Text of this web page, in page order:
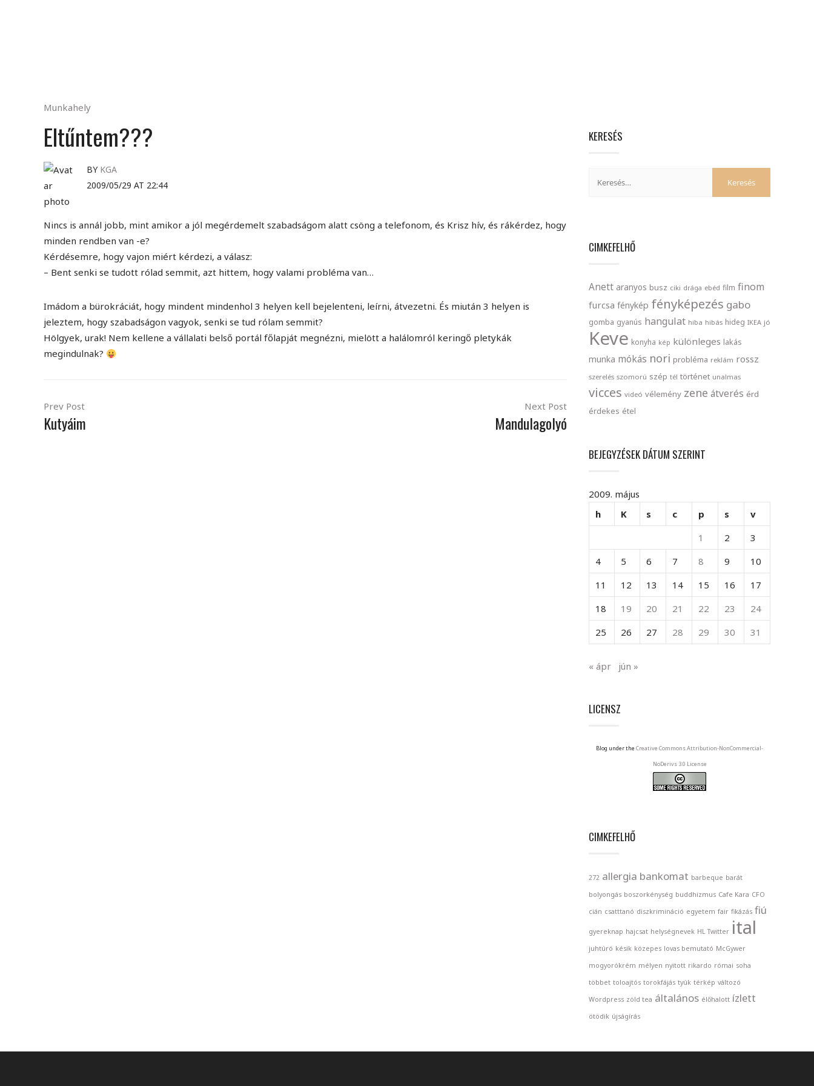
Munkahely
Eltűntem???
BY KGA
2009/05/29 AT 22:44
Nincs is annál jobb, mint amikor a jól megérdemelt szabadságom alatt csöng a telefonom, és Krisz hív, és rákérdez, hogy
minden rendben van -e?
Kérdésemre, hogy vajon miért kérdezi, a válasz:
– Bent senki se tudott rólad semmit, azt hittem, hogy valami probléma van…
Imádom a bürokráciát, hogy mindent mindenhol 3 helyen kell bejelenteni, leírni, átvezetni. És miután 3 helyen is
jeleztem, hogy szabadságon vagyok, senki se tud rólam semmit?
Hölgyek, urak! Nem kellene a vállalati belső portál főlapját megnézni, mielött a halálomról keringő pletykák
megindulnak?
Prev Post
Kutyáim
Next Post
Mandulagolyó
KERESÉS
CIMKEFELHŐ
Anett aranyos busz ciki drága ebéd film finom
furcsa fénykép fényképezés gabo
gomba gyanús hangulat hiba hibás hideg IKEA jó
Keve konyha kép különleges lakás
munka mókás nori probléma reklám rossz
szerelés szomorú szép tél történet unalmas
vicces videó vélemény zene átverés érd
érdekes étel
BEJEGYZÉSEK DÁTUM SZERINT
2009. május
h
K s c p s
v
1
2
3
4
5 6 7 8 9
10
11
12 13 14 15 16
17
18
19 20 21 22 23
24
25
26 27 28 29 30 31
« ápr jún »
LICENSZ
Blog under the Creative Commons Attribution-NonCommercial-
NoDerivs 3.0 License
CIMKEFELHŐ
272 allergia bankomat barbeque barát
bolyongás boszorkénység buddhizmus Cafe Kara CFO
cián csatttanó diszkrimináció egyetem fair fikázás fiú
gyereknap hajcsat helységnevek HL Twitter ital
juhtúró késik közepes lovas bemutató McGywer
mogyorókrém mélyen nyitott rikardo római soha
többet toloajtós torokfájás tyúk térkép változó
Wordpress zöld tea általános élőhalott ízlett
ötödik újságírás